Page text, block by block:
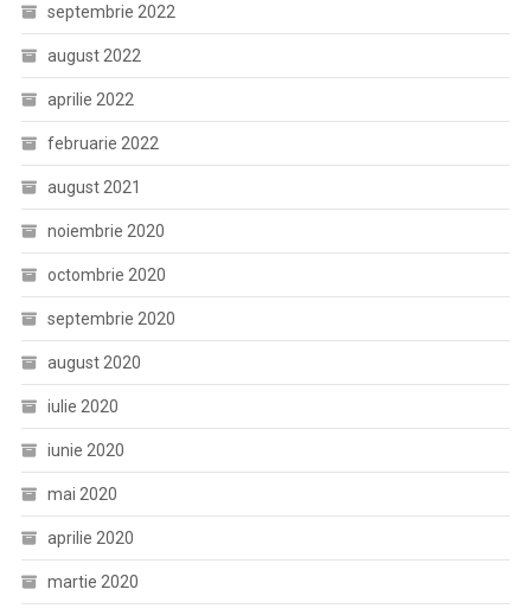
septembrie 2022
august 2022
aprilie 2022
februarie 2022
august 2021
noiembrie 2020
octombrie 2020
septembrie 2020
august 2020
iulie 2020
iunie 2020
mai 2020
aprilie 2020
martie 2020